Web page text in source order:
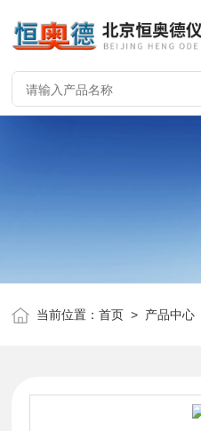
当前位置：首页 > 产品中心